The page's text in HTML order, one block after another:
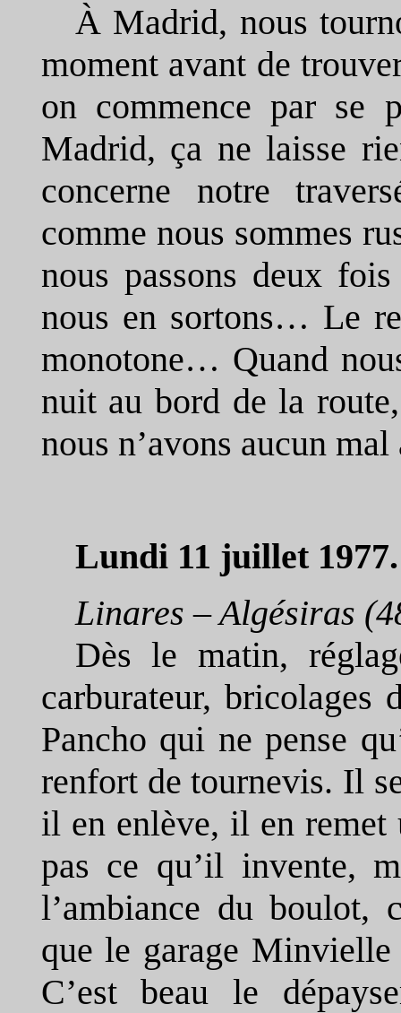
À Madrid, nous
moment avant de
on commence par se
Madrid, ça ne laisse
concerne notre
comme nous sommes
nous passons deux
nous en sortons… Le
monotone… Quand
nuit au bord de la
nous n’avons aucun
Lundi 11 juillet 1977.
Linares – Algésiras
Dès le matin,
carburateur,
Pancho qui ne pense
renfort de tournevis. Il
il en enlève, il en
pas ce qu’il invente,
l’ambiance du boulot,
que le garage Minvielle
C’est beau le